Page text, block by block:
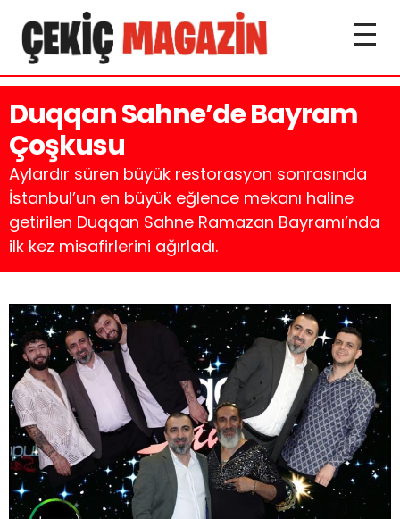
Duqqan Sahne’de Bayram
Çoşkusu
Aylardır süren büyük restorasyon sonrasında
İstanbul’un en büyük eğlence mekanı haline
getirilen Duqqan Sahne Ramazan Bayramı’nda
ilk kez misafirlerini ağırladı.